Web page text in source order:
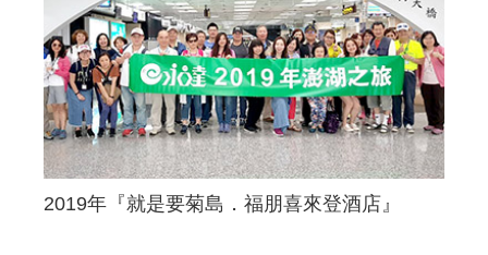
2019年『就是要菊島．福朋喜來登酒店』